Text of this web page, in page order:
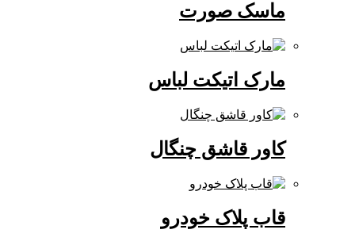
ماسک صورت
مارک اتیکت لباس
کاور قاشق چنگال
قاب پلاک خودرو